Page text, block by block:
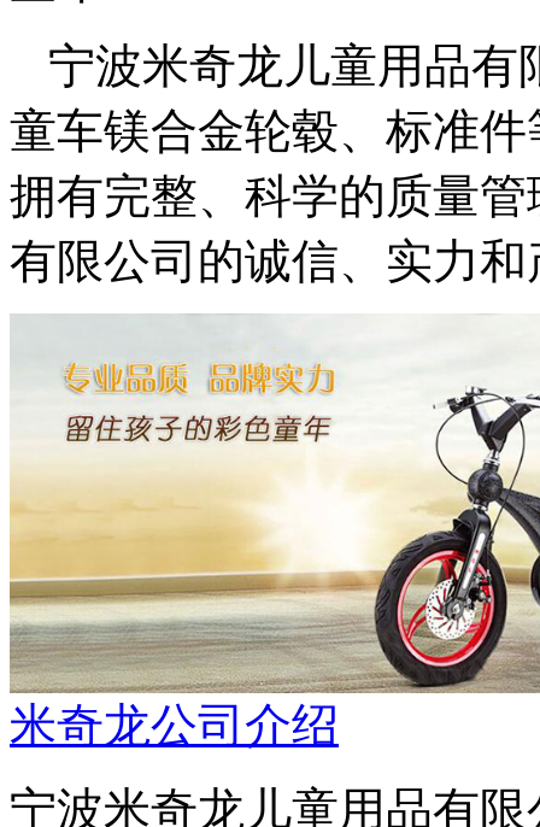
宁波米奇龙儿童用品有
童车镁合金轮毂、标准
拥有完整、科学的质量
有限公司的诚信、实力
米奇龙公司介绍
宁波米奇龙儿童用品有